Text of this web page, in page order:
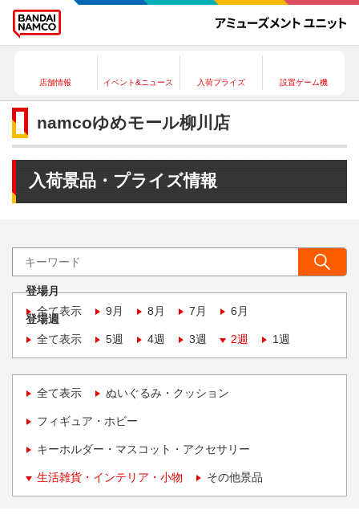
店舗情報 イベント&ニュース 入荷プライズ 設置ゲーム機
namcoゆめモール柳川店
入荷景品・プライズ情報
登場月
全て表示
9月 8月 7月 6月
登場週
全て表示
5週 4週 3週 2週 1週
全て表示 ぬいぐるみ・クッション
フィギュア・ホビー
キーホルダー・マスコット・アクセサリー
生活雑貨・インテリア・小物 その他景品